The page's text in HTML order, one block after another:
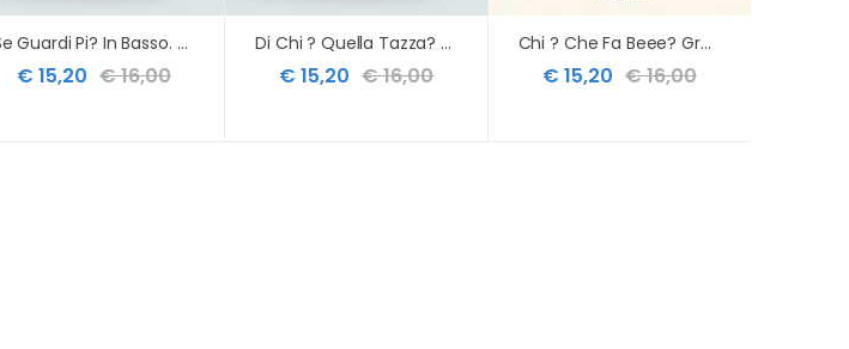
Se Guardi Pi? In Basso. Ediz. A Colori
€ 15,20 € 16,00
Di Chi ? Quella Tazza? Ediz. A Colori
€ 15,20 € 16,00
Chi ? Che Fa Beee? Grosso Guaio In Fattoria. Ediz. A Colori
€ 15,20 € 16,00